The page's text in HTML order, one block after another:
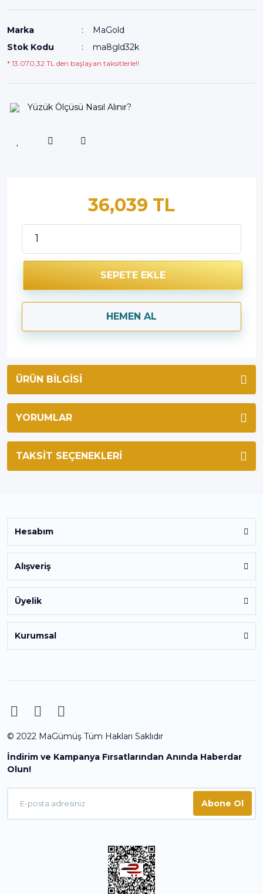
Marka
MaGold
Stok Kodu
ma8gld32k
* 13.070,32 TL den başlayan taksitlerle!!
Yüzük Ölçüsü Nasıl Alınır?
36,039 TL
SEPETE EKLE
HEMEN AL
ÜRÜN BILGISI
YORUMLAR
TAKSIT SEÇENEKLERI
Hesabım
Alışveriş
Üyelik
Kurumsal
© 2022 MaGümüş Tüm Hakları Saklıdır
İndirim ve Kampanya Fırsatlarından Anında Haberdar
Olun!
Abone Ol